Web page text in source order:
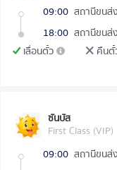
09:00 สถานีขนส่
18:00 สถานีขนส่
เลื่อนตั๋ว
คืนตั๋
ซันบัส
First Class (VIP)
09:00 สถานีขนส่